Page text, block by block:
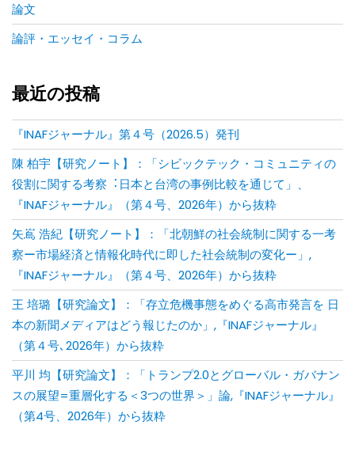
論文
論評・エッセイ・コラム
最近の投稿
『INAFジャーナル』第４号（2026.5）発刊
陳 柏宇【研究ノート】：「シビックテック・コミュニティの
役割に関する考察︓⽇本と台湾の事例⽐較を通じて」、
『INAFジャーナル』（第４号、2026年）から抜粋
矢嶌 浩紀【研究ノート】：「北朝鮮の社会統制に関する一考
察ー市場経済と情報化時代に即した社会統制の変化ー」,
『INAFジャーナル』（第４号、2026年）から抜粋
王 培璐【研究論文】：「存⽴危機事態をめぐる⾼市発⾔を ⽇
本の新聞メディアはどう報じたのか」,『INAFジャーナル』
（第４号､2026年）から抜粋
平川 均【研究論文】：「トランプ2.0とグローバル・ガバナン
スの展望=重層化する＜3つの世界＞」論,『INAFジャーナル』
（第4号、2026年）から抜粋